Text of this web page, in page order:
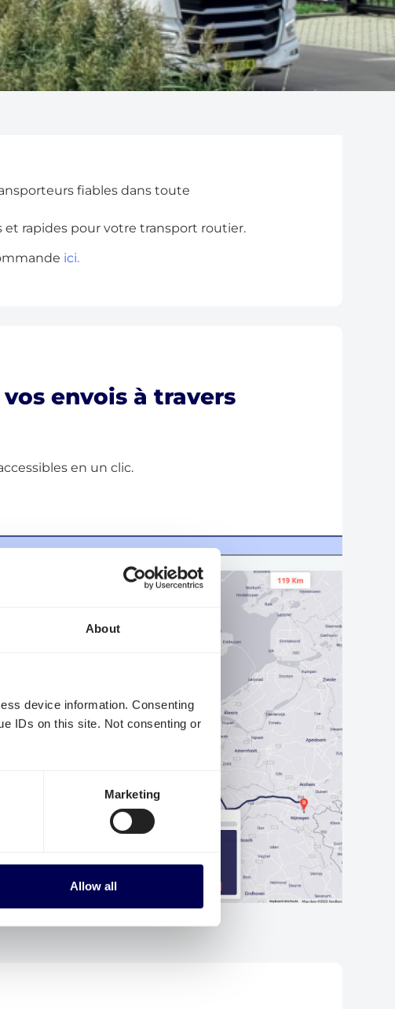
About
device information. Consenting
IDs on this site. Not consenting or
Marketing
Allow all
fiables dans toute
et rapides pour votre transport routier.
ici.
envois à travers
en un clic.